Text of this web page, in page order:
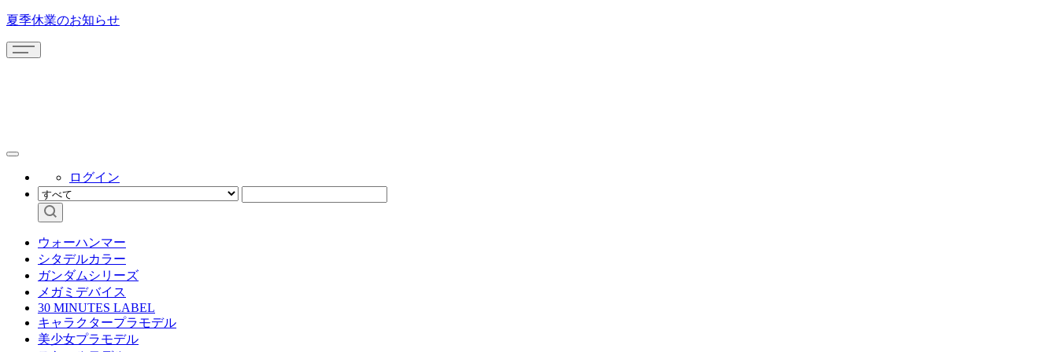
夏季休業のお知らせ
ログイン
ウォーハンマー
シタデルカラー
ガンダムシリーズ
メガミデバイス
30 MINUTES LABEL
キャラクタープラモデル
美少女プラモデル